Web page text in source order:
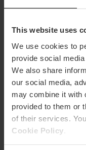
This website uses
We use cookies to
provide social
We also share
our social media,
may combine it with
provided to them or
of their services.
Cookie Policy
à
guidée
stade
Ciutat
de
València
Flamenco
en
au
Café
del
Duende
Des
itinéraires
guidés
en